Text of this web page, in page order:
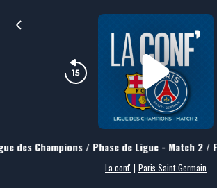
des Champions / Phase de Ligue - Match 2 /
La conf' | Paris Saint-Germain